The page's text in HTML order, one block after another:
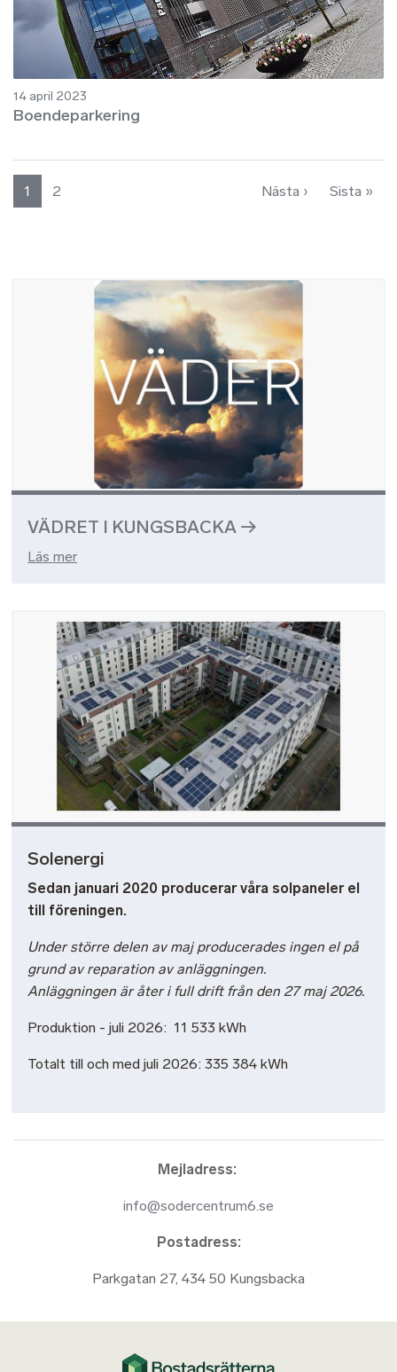
14 april 2023
Boendeparkering
Paginering
1 2 Nästa › Nästa sida
Sista »
VÄDRET I KUNGSBACKA
Läs mer
Solenergi
Sedan januari 2020 producerar våra solpaneler el
till föreningen.
Under större delen av maj producerades ingen el på
grund av reparation av anläggningen.
Anläggningen är åter i full drift från den 27 maj 2026.
Produktion - juli 2026: 11 533 kWh
Totalt till och med juli 2026: 335 384 kWh
Mejladress:
info@sodercentrum6.se
Postadress:
Parkgatan 27, 434 50 Kungsbacka